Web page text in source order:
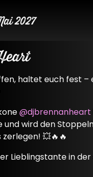
2027
haltet euch fest –
@djbrennanheart
und wird den
💥🔥🔥
Lieblingstante in der